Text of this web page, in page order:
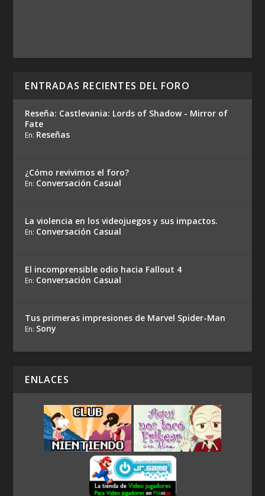
ENTRADAS RECIENTES DEL FORO
Reseña: Castlevania: Lords of Shadow - Mirror of
Fate
En: Reseñas
¿Cómo revivimos el foro?
En: Conversación Casual
La violencia en los videojuegos y sus impactos.
En: Conversación Casual
El incomprensible odio hacia Fallout 4
En: Conversación Casual
Tus primeras impresiones de Marvel Spider-Man
En: Sony
ENLACES